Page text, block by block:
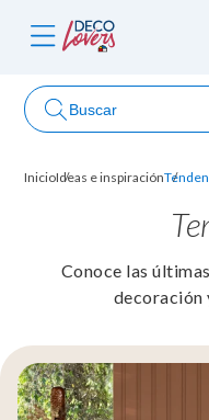
Buscar
InicioIdeas e inspiración
Conoce las
decoración